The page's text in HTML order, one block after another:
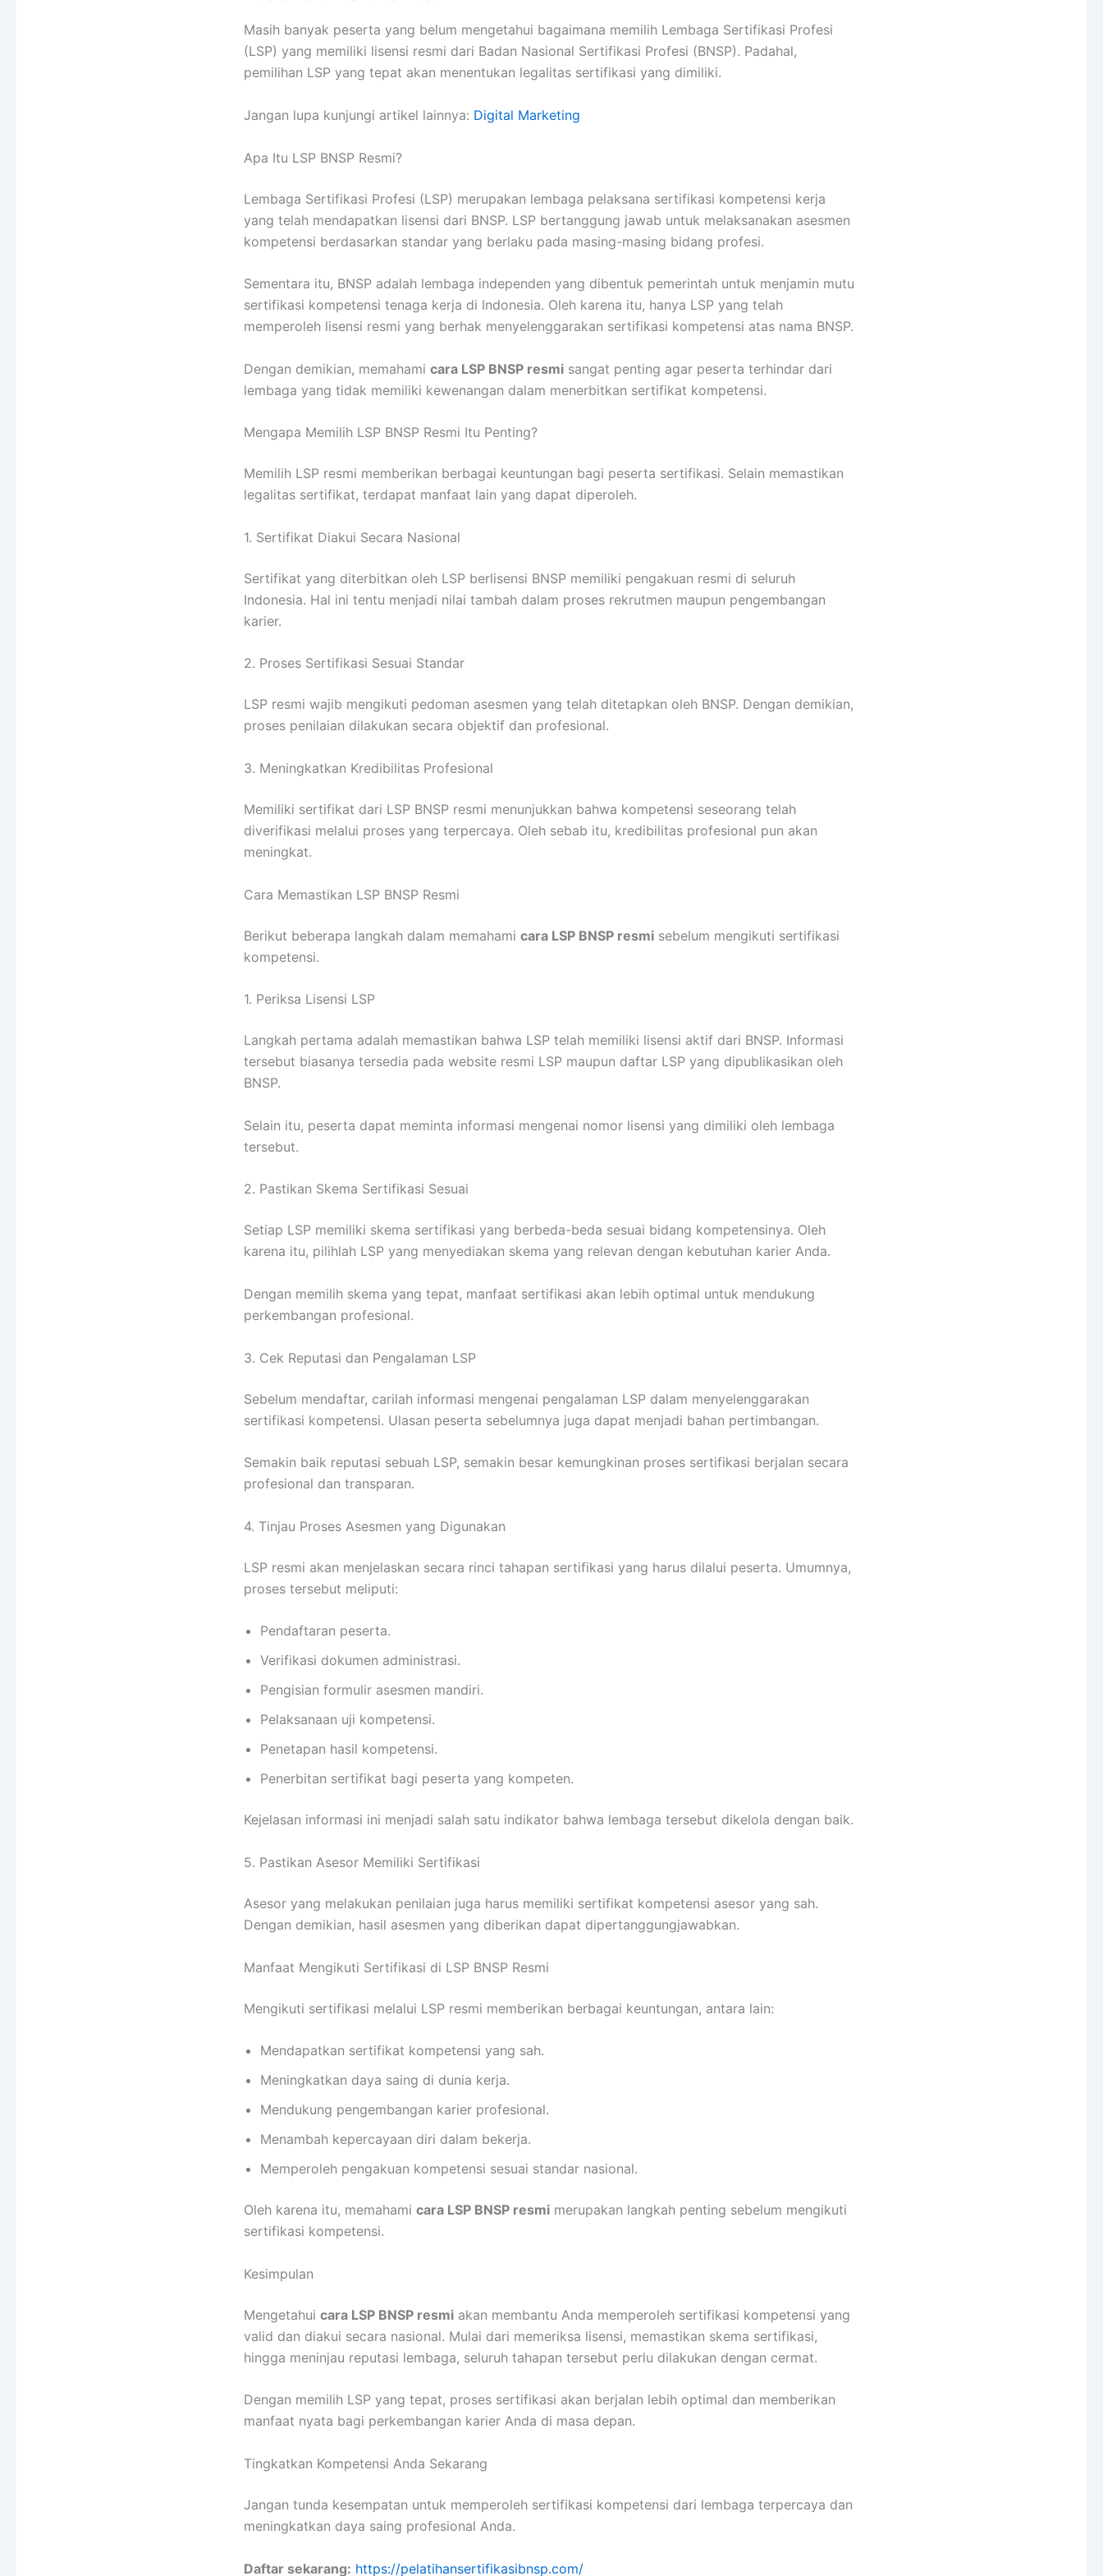
Masih banyak peserta yang belum mengetahui bagaimana memilih Lembaga Sertifikasi Profesi
(LSP) yang memiliki lisensi resmi dari Badan Nasional Sertifikasi Profesi (BNSP). Padahal,
pemilihan LSP yang tepat akan menentukan legalitas sertifikasi yang dimiliki.
Jangan lupa kunjungi artikel lainnya: Digital Marketing
Apa Itu LSP BNSP Resmi?
Lembaga Sertifikasi Profesi (LSP) merupakan lembaga pelaksana sertifikasi kompetensi kerja
yang telah mendapatkan lisensi dari BNSP. LSP bertanggung jawab untuk melaksanakan asesmen
kompetensi berdasarkan standar yang berlaku pada masing-masing bidang profesi.
Sementara itu, BNSP adalah lembaga independen yang dibentuk pemerintah untuk menjamin mutu
sertifikasi kompetensi tenaga kerja di Indonesia. Oleh karena itu, hanya LSP yang telah
memperoleh lisensi resmi yang berhak menyelenggarakan sertifikasi kompetensi atas nama BNSP.
Dengan demikian, memahami cara LSP BNSP resmi sangat penting agar peserta terhindar dari
lembaga yang tidak memiliki kewenangan dalam menerbitkan sertifikat kompetensi.
Mengapa Memilih LSP BNSP Resmi Itu Penting?
Memilih LSP resmi memberikan berbagai keuntungan bagi peserta sertifikasi. Selain memastikan
legalitas sertifikat, terdapat manfaat lain yang dapat diperoleh.
1. Sertifikat Diakui Secara Nasional
Sertifikat yang diterbitkan oleh LSP berlisensi BNSP memiliki pengakuan resmi di seluruh
Indonesia. Hal ini tentu menjadi nilai tambah dalam proses rekrutmen maupun pengembangan
karier.
2. Proses Sertifikasi Sesuai Standar
LSP resmi wajib mengikuti pedoman asesmen yang telah ditetapkan oleh BNSP. Dengan demikian,
proses penilaian dilakukan secara objektif dan profesional.
3. Meningkatkan Kredibilitas Profesional
Memiliki sertifikat dari LSP BNSP resmi menunjukkan bahwa kompetensi seseorang telah
diverifikasi melalui proses yang terpercaya. Oleh sebab itu, kredibilitas profesional pun akan
meningkat.
Cara Memastikan LSP BNSP Resmi
Berikut beberapa langkah dalam memahami cara LSP BNSP resmi sebelum mengikuti sertifikasi
kompetensi.
1. Periksa Lisensi LSP
Langkah pertama adalah memastikan bahwa LSP telah memiliki lisensi aktif dari BNSP. Informasi
tersebut biasanya tersedia pada website resmi LSP maupun daftar LSP yang dipublikasikan oleh
BNSP.
Selain itu, peserta dapat meminta informasi mengenai nomor lisensi yang dimiliki oleh lembaga
tersebut.
2. Pastikan Skema Sertifikasi Sesuai
Setiap LSP memiliki skema sertifikasi yang berbeda-beda sesuai bidang kompetensinya. Oleh
karena itu, pilihlah LSP yang menyediakan skema yang relevan dengan kebutuhan karier Anda.
Dengan memilih skema yang tepat, manfaat sertifikasi akan lebih optimal untuk mendukung
perkembangan profesional.
3. Cek Reputasi dan Pengalaman LSP
Sebelum mendaftar, carilah informasi mengenai pengalaman LSP dalam menyelenggarakan
sertifikasi kompetensi. Ulasan peserta sebelumnya juga dapat menjadi bahan pertimbangan.
Semakin baik reputasi sebuah LSP, semakin besar kemungkinan proses sertifikasi berjalan secara
profesional dan transparan.
4. Tinjau Proses Asesmen yang Digunakan
LSP resmi akan menjelaskan secara rinci tahapan sertifikasi yang harus dilalui peserta. Umumnya,
proses tersebut meliputi:
Pendaftaran peserta.
Verifikasi dokumen administrasi.
Pengisian formulir asesmen mandiri.
Pelaksanaan uji kompetensi.
Penetapan hasil kompetensi.
Penerbitan sertifikat bagi peserta yang kompeten.
Kejelasan informasi ini menjadi salah satu indikator bahwa lembaga tersebut dikelola dengan baik.
5. Pastikan Asesor Memiliki Sertifikasi
Asesor yang melakukan penilaian juga harus memiliki sertifikat kompetensi asesor yang sah.
Dengan demikian, hasil asesmen yang diberikan dapat dipertanggungjawabkan.
Manfaat Mengikuti Sertifikasi di LSP BNSP Resmi
Mengikuti sertifikasi melalui LSP resmi memberikan berbagai keuntungan, antara lain:
Mendapatkan sertifikat kompetensi yang sah.
Meningkatkan daya saing di dunia kerja.
Mendukung pengembangan karier profesional.
Menambah kepercayaan diri dalam bekerja.
Memperoleh pengakuan kompetensi sesuai standar nasional.
Oleh karena itu, memahami cara LSP BNSP resmi merupakan langkah penting sebelum mengikuti
sertifikasi kompetensi.
Kesimpulan
Mengetahui cara LSP BNSP resmi akan membantu Anda memperoleh sertifikasi kompetensi yang
valid dan diakui secara nasional. Mulai dari memeriksa lisensi, memastikan skema sertifikasi,
hingga meninjau reputasi lembaga, seluruh tahapan tersebut perlu dilakukan dengan cermat.
Dengan memilih LSP yang tepat, proses sertifikasi akan berjalan lebih optimal dan memberikan
manfaat nyata bagi perkembangan karier Anda di masa depan.
Tingkatkan Kompetensi Anda Sekarang
Jangan tunda kesempatan untuk memperoleh sertifikasi kompetensi dari lembaga terpercaya dan
meningkatkan daya saing profesional Anda.
Daftar sekarang: https://pelatihansertifikasibnsp.com/